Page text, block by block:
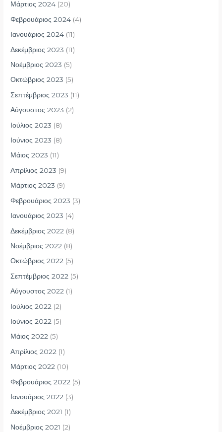
Μάρτιος 2024 (20)
Φεβρουάριος 2024 (4)
Ιανουάριος 2024 (11)
Δεκέμβριος 2023 (11)
Νοέμβριος 2023 (5)
Οκτώβριος 2023 (5)
Σεπτέμβριος 2023 (11)
Αύγουστος 2023 (2)
Ιούλιος 2023 (8)
Ιούνιος 2023 (8)
Μάιος 2023 (11)
Απρίλιος 2023 (9)
Μάρτιος 2023 (9)
Φεβρουάριος 2023 (3)
Ιανουάριος 2023 (4)
Δεκέμβριος 2022 (8)
Νοέμβριος 2022 (8)
Οκτώβριος 2022 (5)
Σεπτέμβριος 2022 (5)
Αύγουστος 2022 (1)
Ιούλιος 2022 (2)
Ιούνιος 2022 (5)
Μάιος 2022 (5)
Απρίλιος 2022 (1)
Μάρτιος 2022 (10)
Φεβρουάριος 2022 (5)
Ιανουάριος 2022 (3)
Δεκέμβριος 2021 (1)
Νοέμβριος 2021 (2)